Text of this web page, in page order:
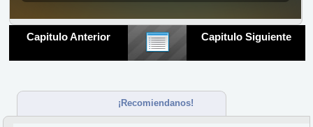
Capitulo Anterior Capitulo Siguiente
¡Recomiendanos!